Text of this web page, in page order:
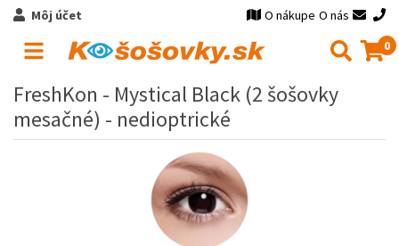
Môj účet O nákupe O nás
0
FreshKon - Mystical Black (2 šošovky
mesačné) - nedioptrické